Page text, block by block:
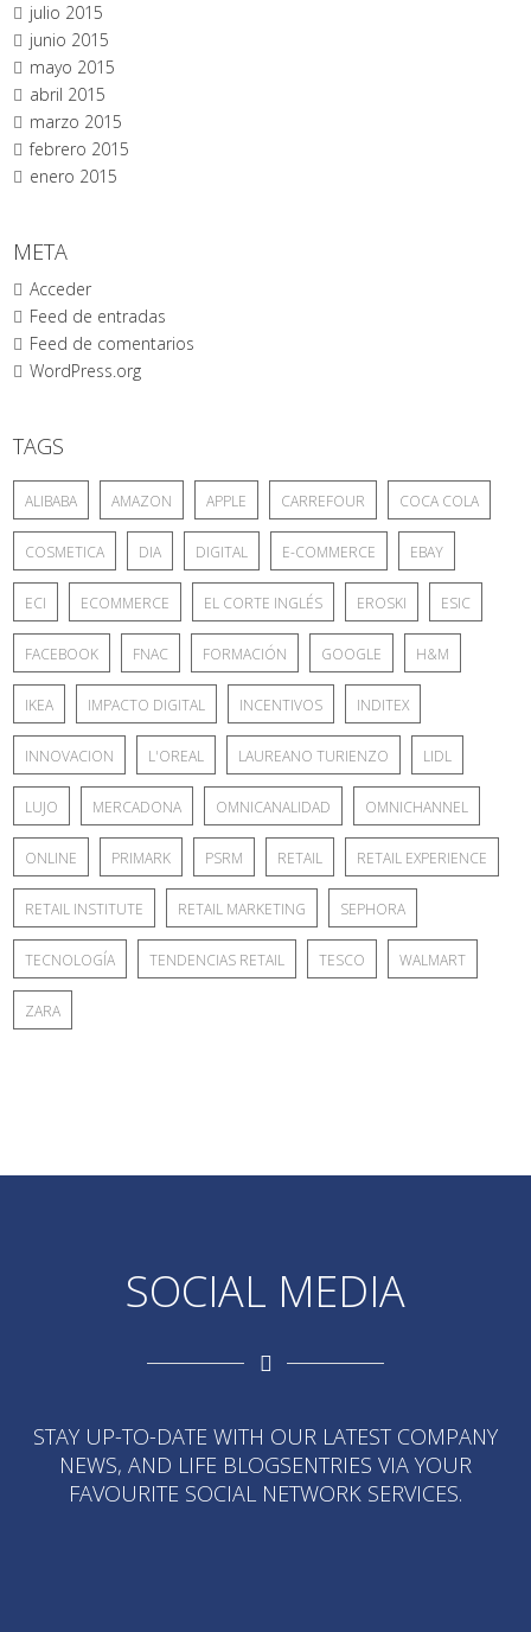
julio 2015
junio 2015
mayo 2015
abril 2015
marzo 2015
febrero 2015
enero 2015
META
Acceder
Feed de entradas
Feed de comentarios
WordPress.org
TAGS
ALIBABA AMAZON APPLE CARREFOUR COCA COLA
COSMETICA DIA DIGITAL E-COMMERCE EBAY
ECI ECOMMERCE EL CORTE INGLÉS EROSKI ESIC
FACEBOOK FNAC FORMACIÓN GOOGLE H&M
IKEA IMPACTO DIGITAL INCENTIVOS INDITEX
INNOVACION L'OREAL LAUREANO TURIENZO LIDL
LUJO MERCADONA OMNICANALIDAD OMNICHANNEL
ONLINE PRIMARK PSRM RETAIL RETAIL EXPERIENCE
RETAIL INSTITUTE RETAIL MARKETING SEPHORA
TECNOLOGÍA TENDENCIAS RETAIL TESCO WALMART
ZARA
SOCIAL MEDIA
STAY UP-TO-DATE WITH OUR LATEST COMPANY
NEWS, AND LIFE BLOGSENTRIES VIA YOUR
FAVOURITE SOCIAL NETWORK SERVICES.